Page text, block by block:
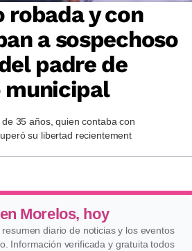
robada y con
a sospechoso
padre de
35 años, quien contaba con
su libertad recientement
Morelos, hoy
diario de noticias y los eventos
Información verificada y gratuita todos